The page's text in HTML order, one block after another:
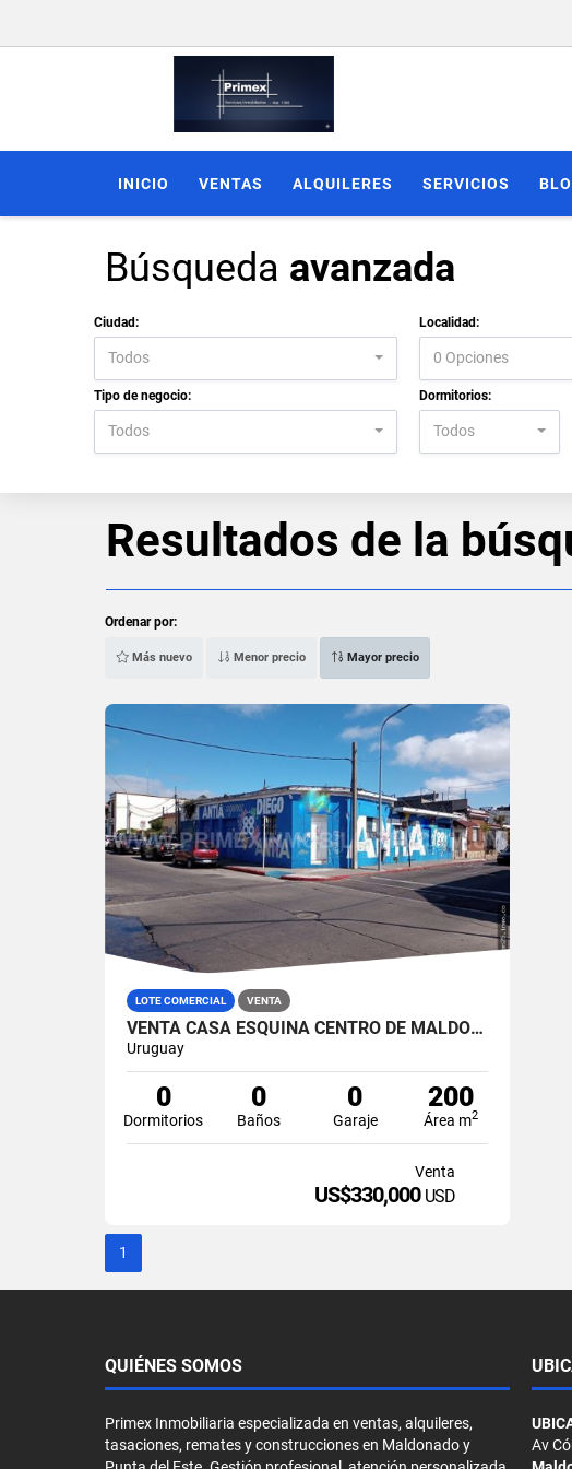
INICIO VENTAS ALQUILERES SERVICIOS
Búsqueda avanzada
Ciudad:
Todos
Localidad:
0 Opciones
Tipo de negocio:
Todos
Dormitorios:
Todos
Resultados de la
Ordenar por:
Más nuevo Menor precio Mayor precio
LOTE COMERCIAL VENTA
VENTA CASA ESQUINA CENTRO DE MALDONADO, MALDONADO CENTRO
Uruguay
0
Dormitorios
0
Baños
0
Garaje
200
Área m2
Venta
US$330,000 USD
1
QUIÉNES SOMOS
Primex Inmobiliaria especializada en ventas, alquileres,
tasaciones, remates y construcciones en Maldonado y
Av